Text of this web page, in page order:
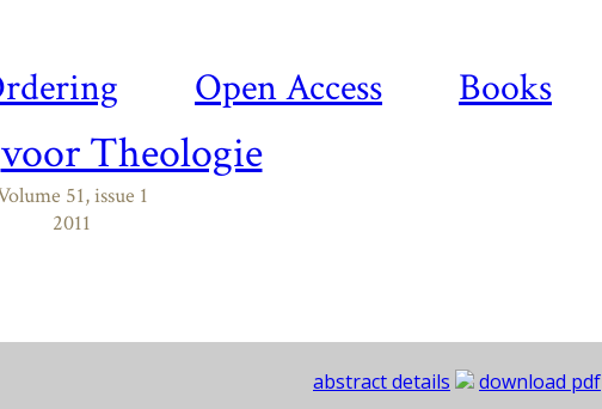
Open Access Books
voor Theologie
51, issue 1
2011
abstract details download pdf